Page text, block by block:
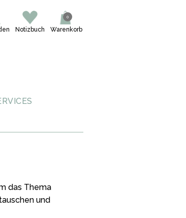
Warenkorb
0
Notizbuch
das Thema
und